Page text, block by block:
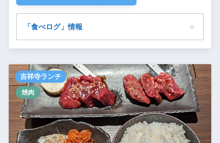
「食べログ」情報
吉祥寺ランチ
焼肉